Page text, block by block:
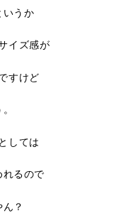
いうか
イズ感が
すけど
しては
れるので
？